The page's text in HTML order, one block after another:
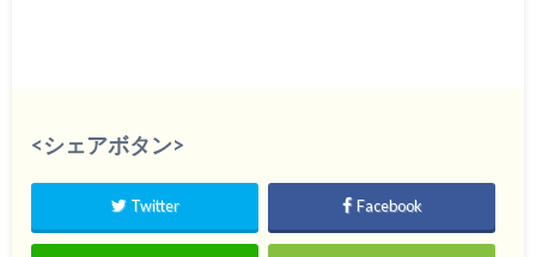
<シェアボタン>
Twitter Facebook